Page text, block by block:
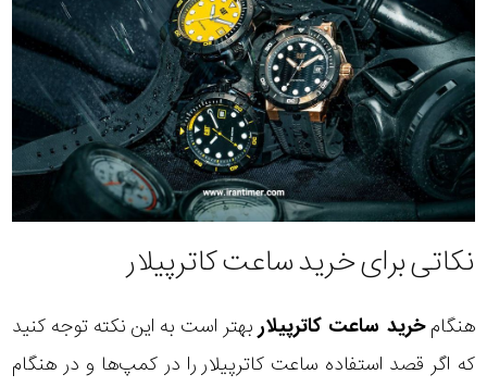
نکاتی برای خرید ساعت کاترپیلار
هنگامخرید ساعت کاترپیلار بهتر است به این نکته توجه کنید
که اگر قصد استفاده ساعت کاترپیلار را در کمپ‌ها و در هنگام